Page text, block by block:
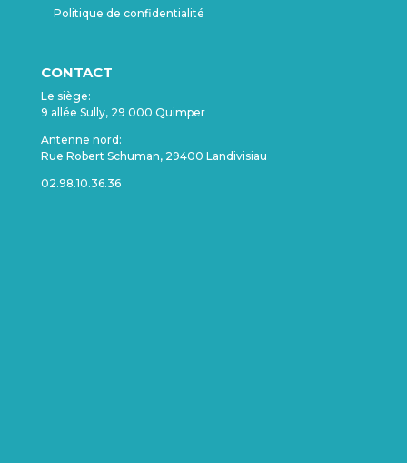
Politique de confidentialité
CONTACT
Le siège:
9 allée Sully, 29 000 Quimper
Antenne nord:
Rue Robert Schuman, 29400 Landivisiau
02.98.10.36.36